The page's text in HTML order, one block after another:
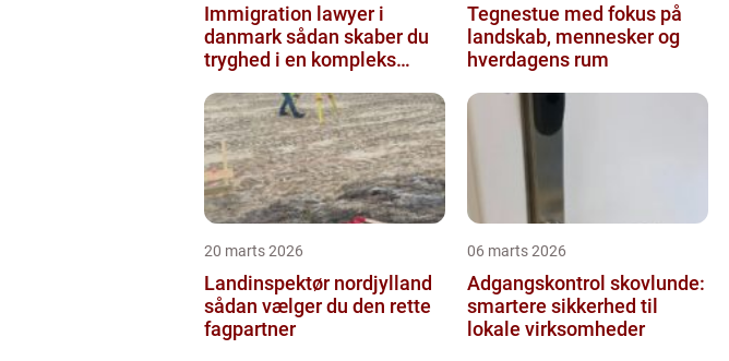
Immigration lawyer i
danmark sådan skaber du
tryghed i en kompleks
Tegnestue med fokus på
landskab, mennesker og
hverdagens rum
20 marts 2026
Landinspektør nordjylland
sådan vælger du den rette
fagpartner
06 marts 2026
Adgangskontrol skovlunde:
smartere sikkerhed til
lokale virksomheder